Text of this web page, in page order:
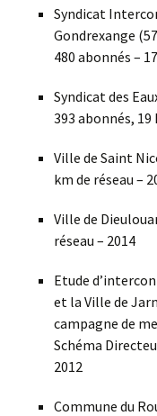
Syndicat
Gondrexange
480 abonnés –
Syndicat des
393 abonnés, 19
Ville de Saint
km de réseau –
Ville de
réseau – 2014
Etude
et la Ville de
campagne de
Schéma
2012
Commune du